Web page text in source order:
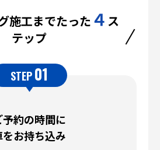
施工までたった ４ ス
テップ
STEP01
予約の時間に
をお持ち込み